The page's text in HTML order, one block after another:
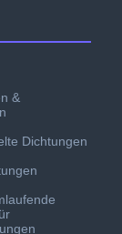
&
Dichtungen